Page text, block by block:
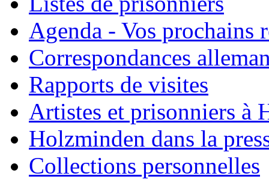
Agenda - Vos prochains
Correspondances
Rapports de visites
Artistes et prisonniers à
Holzminden dans la
Collections personnelles